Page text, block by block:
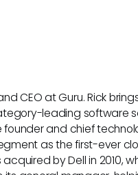
recursos em seu plano
avançadas.
CEO at Guru. Rick
leading software
founder and chief
as the first-ever
by Dell in 2010,